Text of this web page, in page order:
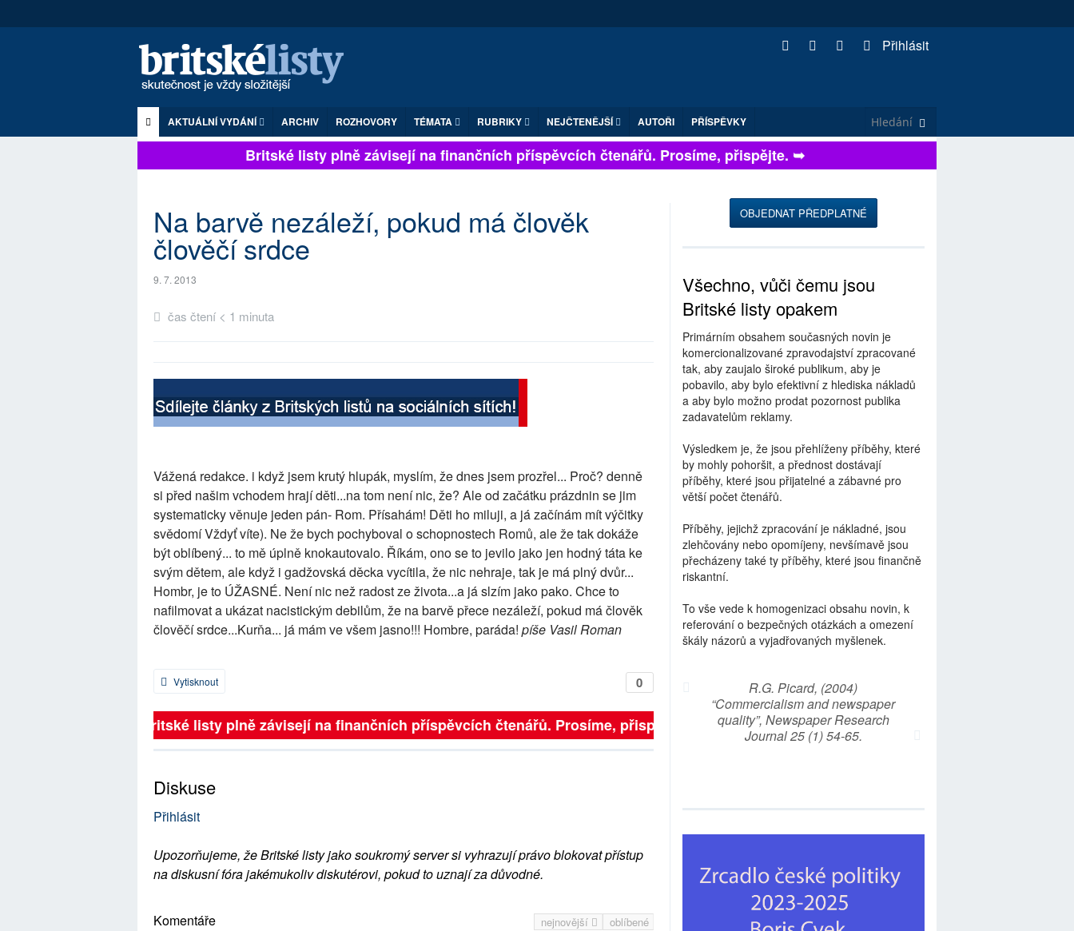
Přihlásit
AKTUÁLNÍ VYDÁNÍ ARCHIV ROZHOVORY TÉMATA RUBRIKY NEJČTENĚJŠÍ AUTOŘI PŘÍSPĚVKY
Britské listy plně závisejí na finančních příspěvcích čtenářů. Prosíme, přispějte. ➥
Na barvě nezáleží, pokud má člověk
člověčí srdce
9. 7. 2013
čas čtení < 1 minuta
Vážená redakce. i když jsem krutý hlupák, myslím, že dnes jsem prozřel... Proč? denně
si před našim vchodem hrají děti...na tom není nic, že? Ale od začátku prázdnin se jim
systematicky věnuje jeden pán- Rom. Přísahám! Děti ho miluji, a já začínám mít výčitky
svědomí Vždyť víte). Ne že bych pochyboval o schopnostech Romů, ale že tak dokáže
být oblíbený... to mě úplně knokautovalo. Říkám, ono se to jevilo jako jen hodný táta ke
svým dětem, ale když i gadžovská děcka vycítila, že nic nehraje, tak je má plný dvůr...
Hombr, je to ÚŽASNÉ. Není nic než radost ze života...a já slzím jako pako. Chce to
nafilmovat a ukázat nacistickým debilům, že na barvě přece nezáleží, pokud má člověk
člověčí srdce...Kurňa... já mám ve všem jasno!!! Hombre, paráda! píše Vasil Roman
0
Vytisknout
Britské listy plně závisejí na finančních příspěvcích čtenářů. Prosíme, přispějte. ➥
Diskuse
Přihlásit
Upozorňujeme, že Britské listy jako soukromý server si vyhrazují právo blokovat přístup
na diskusní fóra jakémukoliv diskutérovi, pokud to uznají za důvodné.
nejnovější oblíbené
Komentáře
OBJEDNAT PŘEDPLATNÉ
Všechno, vůči čemu jsou
Britské listy opakem
Primárním obsahem současných novin je
komercionalizované zpravodajství zpracované
tak, aby zaujalo široké publikum, aby je
pobavilo, aby bylo efektivní z hlediska nákladů
a aby bylo možno prodat pozornost publika
zadavatelům reklamy.
Výsledkem je, že jsou přehlíženy příběhy, které
by mohly pohoršit, a přednost dostávají
příběhy, které jsou přijatelné a zábavné pro
větší počet čtenářů.
Příběhy, jejichž zpracování je nákladné, jsou
zlehčovány nebo opomíjeny, nevšímavě jsou
přecházeny také ty příběhy, které jsou finančně
riskantní.
To vše vede k homogenizaci obsahu novin, k
referování o bezpečných otázkách a omezení
škály názorů a vyjadřovaných myšlenek.
R.G. Picard, (2004)
“Commercialism and newspaper
quality”, Newspaper Research
Journal 25 (1) 54-65.